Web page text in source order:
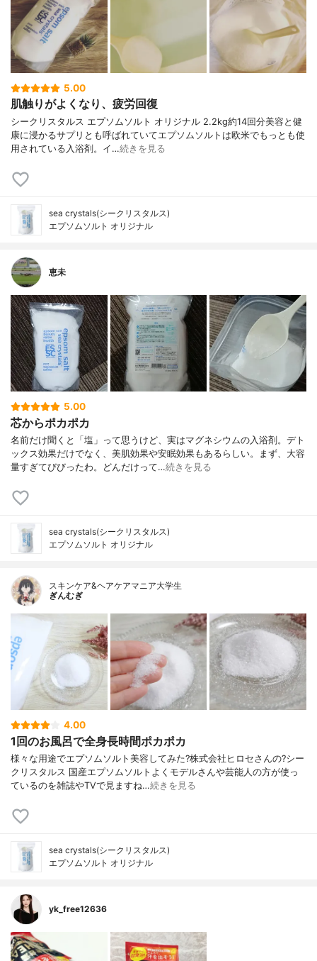
5.00
肌触りがよくなり、疲労回復
シークリスタルス エプソムソルト オリジナル 2.2kg約14回分美容と健
康に浸かるサプリとも呼ばれていてエプソムソルトは欧米でもっとも使
用されている入浴剤。イ…続きを見る
sea crystals(シークリスタルス)
エプソムソルト オリジナル
恵未
5.00
芯からポカポカ
名前だけ聞くと「塩」って思うけど、実はマグネシウムの入浴剤。デト
ックス効果だけでなく、美肌効果や安眠効果もあるらしい。まず、大容
量すぎてびびったわ。どんだけって…続きを見る
sea crystals(シークリスタルス)
エプソムソルト オリジナル
スキンケア&ヘアケアマニア大学生
ぎんむぎ
4.00
1回のお風呂で全身長時間ポカポカ
様々な用途でエプソムソルト美容してみた?株式会社ヒロセさんの?シー
クリスタルス 国産エプソムソルトよくモデルさんや芸能人の方が使っ
ているのを雑誌やTVで見ますね…続きを見る
sea crystals(シークリスタルス)
エプソムソルト オリジナル
yk_free12636